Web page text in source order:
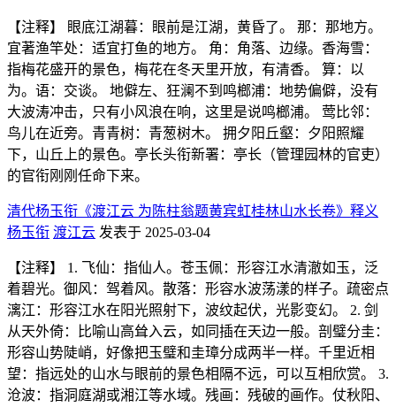
【注释】 眼底江湖暮：眼前是江湖，黄昏了。 那：那地方。
宜著渔竿处：适宜打鱼的地方。 角：角落、边缘。香海雪：
指梅花盛开的景色，梅花在冬天里开放，有清香。 算：以
为。语：交谈。 地僻左、狂澜不到鸣榔浦：地势偏僻，没有
大波涛冲击，只有小风浪在响，这里是说鸣榔浦。 莺比邻：
鸟儿在近旁。青青树：青葱树木。 拥夕阳丘壑：夕阳照耀
下，山丘上的景色。亭长头衔新署：亭长（管理园林的官吏）
的官衔刚刚任命下来。
清代杨玉衔《渡江云 为陈柱翁题黄宾虹桂林山水长卷》释义
杨玉衔 渡江云 发表于 2025-03-04
【注释】 1. 飞仙：指仙人。苍玉佩：形容江水清澈如玉，泛
着碧光。御风：驾着风。散落：形容水波荡漾的样子。疏密点
漓江：形容江水在阳光照射下，波纹起伏，光影变幻。 2. 剑
从天外倚：比喻山高耸入云，如同插在天边一般。剖璧分圭：
形容山势陡峭，好像把玉璧和圭璋分成两半一样。千里近相
望：指远处的山水与眼前的景色相隔不远，可以互相欣赏。 3.
沧波：指洞庭湖或湘江等水域。残画：残破的画作。仗秋阳、